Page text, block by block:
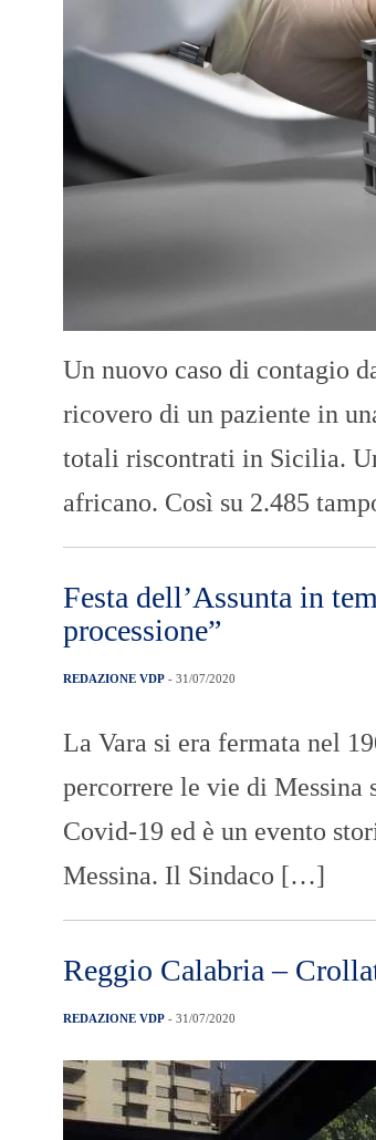
Un nuovo caso di contagio
ricovero di un paziente in
totali riscontrati in Sicilia.
africano. Così su 2.485
Festa dell’Assunta in
processione”
REDAZIONE VDP - 31/07/2020
La Vara si era fermata nel
percorrere le vie di Messina
Covid-19 ed è un evento
Messina. Il Sindaco […]
Reggio Calabria –
REDAZIONE VDP - 31/07/2020